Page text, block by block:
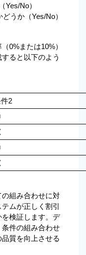
Yes/No）
うか（Yes/No）
0%または10%）
ると以下のよう
2
組み合わせに対
ムが正しく割引
検証します。デ
件の組み合わせ
質を向上させる